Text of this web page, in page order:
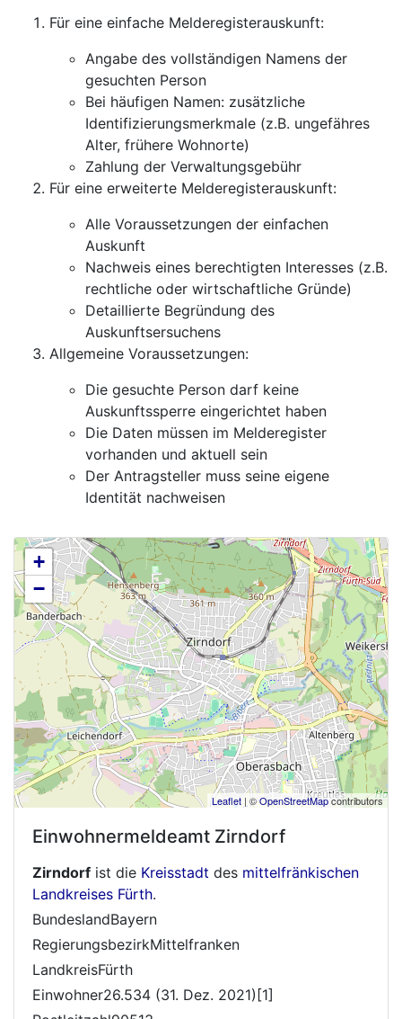
Für eine einfache Melderegisterauskunft:
Angabe des vollständigen Namens der
gesuchten Person
Bei häufigen Namen: zusätzliche
Identifizierungsmerkmale (z.B. ungefähres
Alter, frühere Wohnorte)
Zahlung der Verwaltungsgebühr
Für eine erweiterte Melderegisterauskunft:
Alle Voraussetzungen der einfachen
Auskunft
Nachweis eines berechtigten Interesses (z.B.
rechtliche oder wirtschaftliche Gründe)
Detaillierte Begründung des
Auskunftsersuchens
Allgemeine Voraussetzungen:
Die gesuchte Person darf keine
Auskunftssperre eingerichtet haben
Die Daten müssen im Melderegister
vorhanden und aktuell sein
Der Antragsteller muss seine eigene
Identität nachweisen
+
−
Leaflet | ©OpenStreetMapcontributors
Einwohnermeldeamt Zirndorf
Zirndorf ist die Kreisstadt des mittelfränkischen
Landkreises Fürth.
BundeslandBayern
RegierungsbezirkMittelfranken
LandkreisFürth
Einwohner26.534 (31. Dez. 2021)[1]